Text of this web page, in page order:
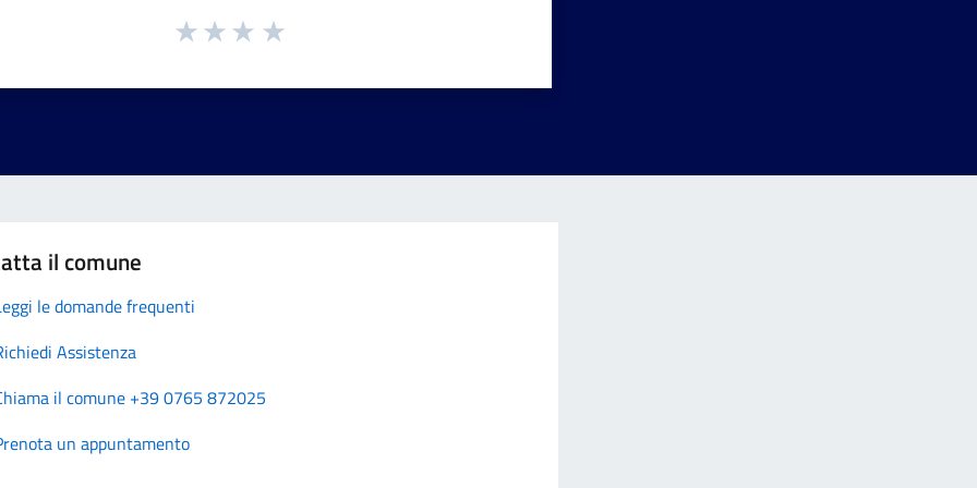
il comune
le domande frequenti
Assistenza
il comune +39 0765 872025
un appuntamento